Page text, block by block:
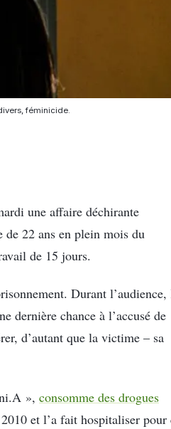
féminicide.
une affaire déchirante
de 22 ans en plein mois du
de 15 jours.
Durant l’audience,
dernière chance à l’accusé de
d’autant que la victime – sa
», consomme des drogues
et l’a fait hospitaliser pour